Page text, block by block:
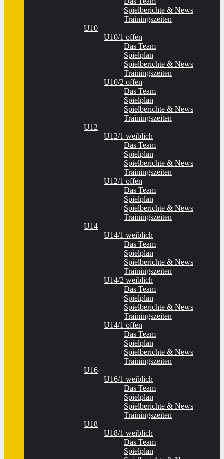
Spielberichte & News
Trainingszeiten
U10
U10/1 offen
Das Team
Spielplan
Spielberichte & News
Trainingszeiten
U10/2 offen
Das Team
Spielplan
Spielberichte & News
Trainingszeiten
U12
U12/1 weiblich
Das Team
Spielplan
Spielberichte & News
Trainingszeiten
U12/1 offen
Das Team
Spielplan
Spielberichte & News
Trainingszeiten
U14
U14/1 weiblich
Das Team
Spielplan
Spielberichte & News
Trainingszeiten
U14/2 weiblich
Das Team
Spielplan
Spielberichte & News
Trainingszeiten
U14/1 offen
Das Team
Spielplan
Spielberichte & News
Trainingszeiten
U16
U16/1 weiblich
Das Team
Spielplan
Spielberichte & News
Trainingszeiten
U18
U18/1 weiblich
Das Team
Spielplan